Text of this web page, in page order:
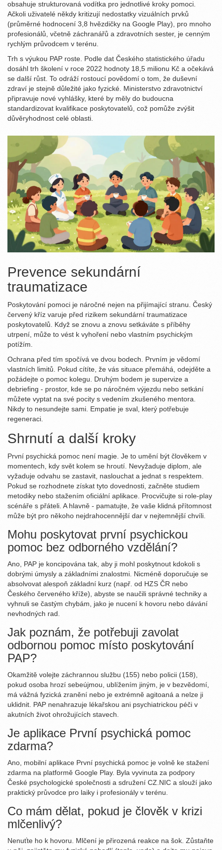
obsahuje strukturovaná vodítka pro jednotlivé kroky pomoci.
Ačkoli uživatelé někdy kritizují nedostatky vizuálních prvků
(průměrné hodnocení 3,8 hvězdičky na Google Play), pro mnoho
profesionálů, včetně záchranářů a zdravotních sester, je cenným
rychlým průvodcem v terénu.
Trh s výukou PAP roste. Podle dat Českého statistického úřadu
dosáhl trh školení v roce 2022 hodnoty 18,5 milionu Kč a očekává
se další růst. To odráží rostoucí povědomí o tom, že duševní
zdraví je stejně důležité jako fyzické. Ministerstvo zdravotnictví
připravuje nové vyhlášky, které by měly do budoucna
standardizovat kvalifikace poskytovatelů, což pomůže zvýšit
důvěryhodnost celé oblasti.
Prevence sekundární
traumatizace
Poskytování pomoci je náročné nejen na přijímající stranu. Český
červený kříz varuje před rizikem sekundární traumatizace
poskytovatelů. Když se znovu a znovu setkáváte s příběhy
utrpení, může to vést k vyhoření nebo vlastním psychickým
potížím.
Ochrana před tím spočívá ve dvou bodech. Prvním je vědomí
vlastních limitů. Pokud cítíte, že vás situace přemáhá, odejděte a
požádejte o pomoc kolegu. Druhým bodem je supervize a
debriefing - prostor, kde se po náročném výjezdu nebo setkání
můžete vyptat na své pocity s vedením zkušeného mentora.
Nikdy to nesundejte sami. Empatie je sval, který potřebuje
regeneraci.
Shrnutí a další kroky
První psychická pomoc není magie. Je to umění být člověkem v
momentech, kdy svět kolem se hroutí. Nevyžaduje diplom, ale
vyžaduje odvahu se zastavit, naslouchat a jednat s respektem.
Pokud se rozhodnete získat tyto dovednosti, začněte studiem
metodiky nebo stažením oficiální aplikace. Procvičujte si role-play
scénáře s přáteli. A hlavně - pamatujte, že vaše klidná přítomnost
může být pro někoho nejdrahocennější dar v nejtemnější chvíli.
Mohu poskytovat první psychickou
pomoc bez odborného vzdělání?
Ano, PAP je koncipována tak, aby ji mohl poskytnout kdokoli s
dobrými úmysly a základními znalostmi. Nicméně doporučuje se
absolvovat alespoň základní kurz (např. od HZS ČR nebo
Českého červeného kříže), abyste se naučili správné techniky a
vyhnuli se častým chybám, jako je nucení k hovoru nebo dávání
nevhodných rad.
Jak poznám, že potřebuji zavolat
odbornou pomoc místo poskytování
PAP?
Okamžitě volejte záchrannou službu (155) nebo policii (158),
pokud osoba hrozí sebeújmou, ublížením jiným, je v bezvědomí,
má vážná fyzická zranění nebo je extrémně agitoaná a nelze ji
uklidnit. PAP nenahrazuje lékařskou ani psychiatrickou péči v
akutních život ohrožujících stavech.
Je aplikace První psychická pomoc
zdarma?
Ano, mobilní aplikace První psychická pomoc je volně ke stažení
zdarma na platformě Google Play. Byla vyvinuta za podpory
České psychologické společnosti a sdružení CZ.NIC a slouží jako
praktický průvodce pro laiky i profesionály v terénu.
Co mám dělat, pokud je člověk v krizi
mlčenlivý?
Nenuťte ho k hovoru. Mlčení je přirozená reakce na šok. Zůstaňte